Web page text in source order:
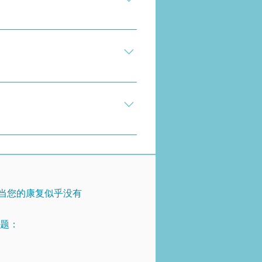
腹部和胸筋膜和肌肉紧绷带来
科医生、胃肠外科医生、肿瘤外
的一项关键测试是导管血管
您的康复似乎没有
：